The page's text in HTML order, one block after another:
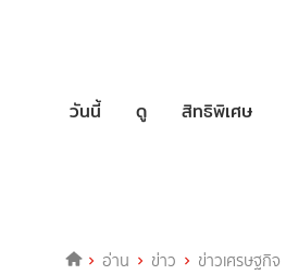
วันนี้ ดู สิทธิพิเศษ
อ่าน ข่าว ข่าวเศรษฐกิจ